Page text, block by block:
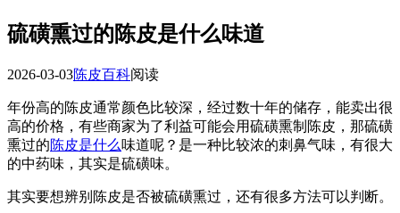
硫磺熏过的陈皮是什么味道
2026-03-03陈皮百科阅读
年份高的陈皮通常颜色比较深，经过数十年的储存，能卖出很
高的价格，有些商家为了利益可能会用硫磺熏制陈皮，那硫磺
熏过的陈皮是什么味道呢？是一种比较浓的刺鼻气味，有很大
的中药味，其实是硫磺味。
其实要想辨别陈皮是否被硫磺熏过，还有很多方法可以判断。